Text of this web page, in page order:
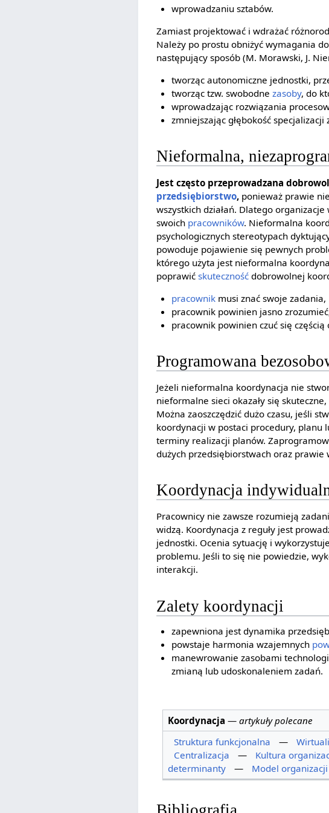
wprowadzaniu sztabów.
Zamiast projektować i wdrażać
Należy po prostu obniżyć wymagania
następujący sposób (M. Morawski, J.
tworząc autonomiczne jednostki,
tworząc tzw. swobodne zasoby, do
wprowadzając rozwiązania
zmniejszając głębokość specjalizacji
Nieformalna,
Jest często przeprowadzana
przedsiębiorstwo, ponieważ prawie
wszystkich działań. Dlatego
swoich pracowników. Nieformalna
psychologicznych stereotypach
powoduje pojawienie się pewnych
którego użyta jest nieformalna
poprawićskuteczność dobrowolnej
pracownikmusi znać swoje zadania,
pracownik powinien jasno
pracownik powinien czuć się
Programowana
Jeżeli nieformalna koordynacja nie
nieformalne sieci okazały się skuteczne,
Można zaoszczędzić dużo czasu, jeśli
koordynacji w postaci procedury, planu
terminy realizacji planów.
dużych przedsiębiorstwach oraz prawie
Koordynacja
Pracownicy nie zawsze rozumieją
widzą. Koordynacja z reguły jest
jednostki. Ocenia sytuację i
problemu. Jeśli to się nie powiedzie,
interakcji.
Zalety koordynacji
zapewniona jest dynamika
powstaje harmonia wzajemnych
manewrowanie zasobami
zmianą lub udoskonaleniem zadań.
Koordynacja — artykuły polecane
Struktura funkcjonalna
—
Centralizacja
— Kultura
determinanty
— Model organizacji